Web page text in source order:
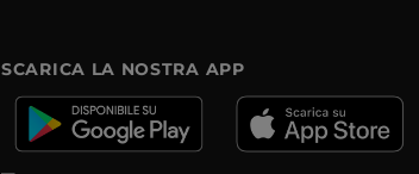
SCARICA LA NOSTRA APP